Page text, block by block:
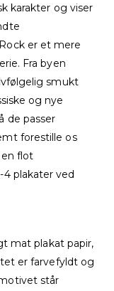
karakter og viser
er et mere
Fra byen
smukt
og nye
de passer
forestille os
flot
plakater ved
mat plakat papir,
er farvefyldt og
står